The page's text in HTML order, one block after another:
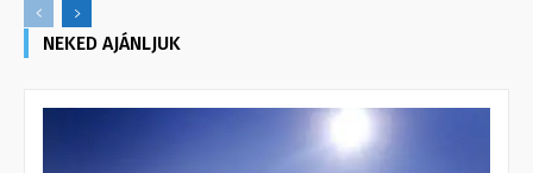
NEKED AJÁNLJUK